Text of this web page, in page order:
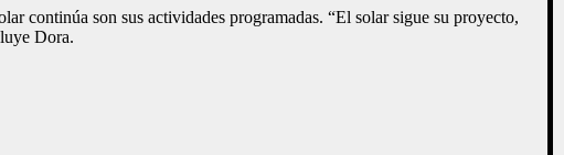
continúa son sus actividades programadas. “El solar sigue su proyecto,
Dora.